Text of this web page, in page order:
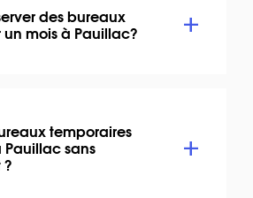
des bureaux
mois à Pauillac?
temporaires
sans